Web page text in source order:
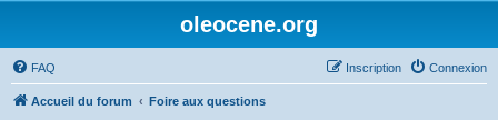
oleocene.org
FAQ Connexion
Inscription
Accueil du forum Foire aux questions